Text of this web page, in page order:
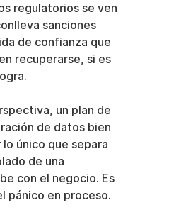
regulatorios se ven
sanciones
de confianza que
recuperarse, si es
un plan de
de datos bien
único que separa
de una
con el negocio. Es
pánico en proceso.